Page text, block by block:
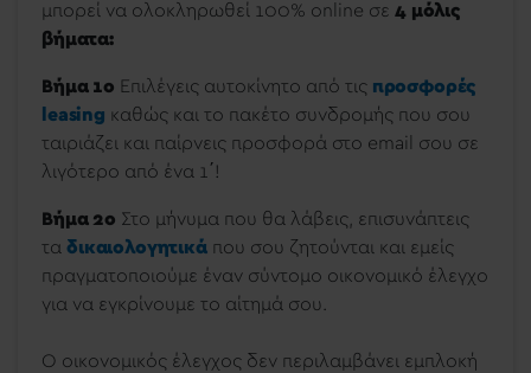
μπορεί να ολοκληρωθεί 100% online σε 4 μόλις
βήματα:
Βήμα 1ο Επιλέγεις αυτοκίνητο από τις προσφορές
leasing καθώς και το πακέτο συνδρομής που σου
ταιριάζει και παίρνεις προσφορά στο email σου σε
λιγότερο από ένα 1΄!
Βήμα 2ο Στο μήνυμα που θα λάβεις, επισυνάπτεις
τα δικαιολογητικάπου σου ζητούνται και εμείς
πραγματοποιούμε έναν σύντομο οικονομικό έλεγχο
για να εγκρίνουμε το αίτημά σου.
Ο οικονομικός έλεγχος δεν περιλαμβάνει εμπλοκή